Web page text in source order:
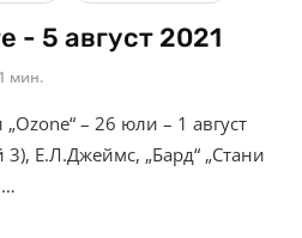
- 5 август 2021
1 мин.
– 26 юли – 1 август
3), Е.Л.Джеймс, „Бард“ „Стани